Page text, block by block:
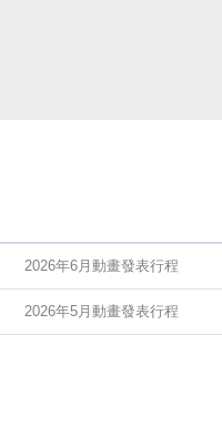
2026年6月動畫發表行程
2026年5月動畫發表行程